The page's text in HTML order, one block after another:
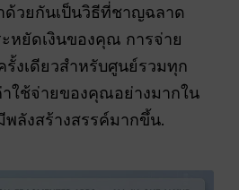
วยกันเป็นวิธีที่ชาญฉลาด
หยัดเงินของคุณ การจ่าย
รั้งเดียวสำหรับศูนย์รวมทุก
ใช้จ่ายของคุณอย่างมากใน
ลังสร้างสรรค์มากขึ้น.